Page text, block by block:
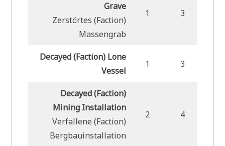
Grave
Zerstörtes (Faction)
Massengrab
1 3
Decayed (Faction) Lone
Vessel
1 3
Decayed (Faction)
Mining Installation
Verfallene (Faction)
Bergbauinstallation
2 4